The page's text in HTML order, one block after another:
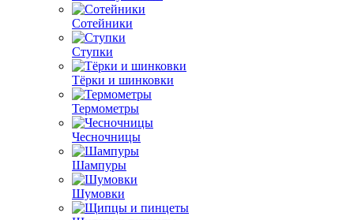
Сотейники
Ступки
Тёрки и шинковки
Термометры
Чесночницы
Шампуры
Шумовки